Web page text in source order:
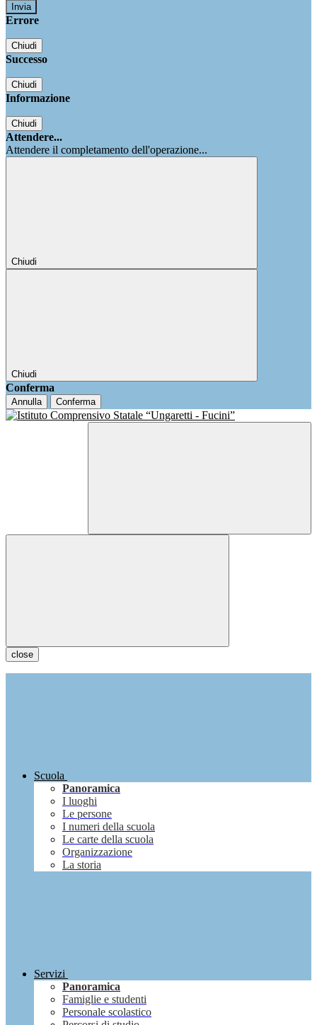
Errore
Chiudi
Successo
Chiudi
Informazione
Chiudi
Attendere...
Attendere il completamento dell'operazione...
Chiudi
Chiudi
Conferma
Annulla Conferma
close
Scuola
Panoramica
I luoghi
Le persone
I numeri della scuola
Le carte della scuola
Organizzazione
La storia
Servizi
Panoramica
Famiglie e studenti
Personale scolastico